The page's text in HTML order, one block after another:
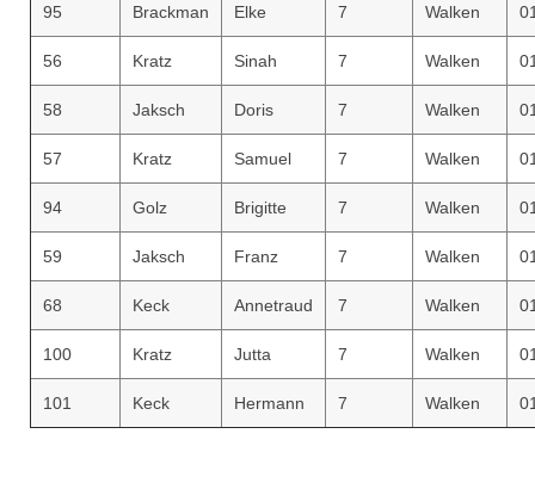
95 Brackman Elke 7 Walken
56 Kratz Sinah 7 Walken
58 Jaksch Doris 7 Walken
57 Kratz Samuel 7 Walken
94 Golz Brigitte 7 Walken
59 Jaksch Franz 7 Walken
68 Keck Annetraud 7 Walken
100 Kratz Jutta 7 Walken
101 Keck Hermann 7 Walken